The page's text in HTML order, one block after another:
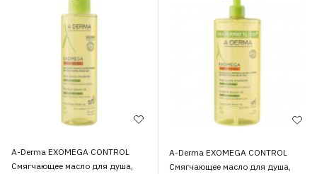
A-Derma EXOMEGA CONTROL
Смягчающее масло для душа,
A-Derma EXOMEGA CONTROL
Смягчающее масло для душа,